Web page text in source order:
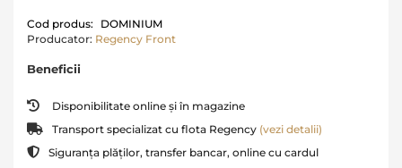
Cod produs:
DOMINIUM
Producator: Regency Front
Beneficii
Disponibilitate online și în magazine
Transport specializat cu flota Regency (vezi detalii)
Siguranța plăților, transfer bancar, online cu cardul